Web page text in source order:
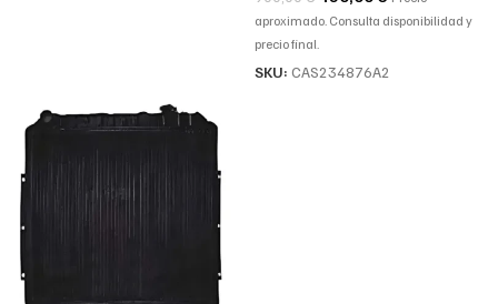
aproximado. Consulta disponibilidad y
precio final.
SKU: CAS234876A2